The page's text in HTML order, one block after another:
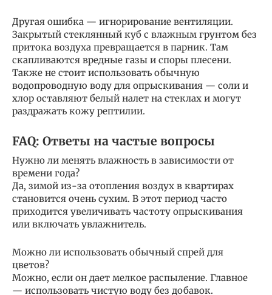
Другая ошибка — игнорирование вентиляции.
Закрытый стеклянный куб с влажным грунтом без
притока воздуха превращается в парник. Там
скапливаются вредные газы и споры плесени.
Также не стоит использовать обычную
водопроводную воду для опрыскивания — соли и
хлор оставляют белый налет на стеклах и могут
раздражать кожу рептилии.
FAQ: Ответы на частые вопросы
Нужно ли менять влажность в зависимости от
времени года?
Да, зимой из-за отопления воздух в квартирах
становится очень сухим. В этот период часто
приходится увеличивать частоту опрыскивания
или включать увлажнитель.
Можно ли использовать обычный спрей для
цветов?
Можно, если он дает мелкое распыление. Главное
— использовать чистую воду без добавок.